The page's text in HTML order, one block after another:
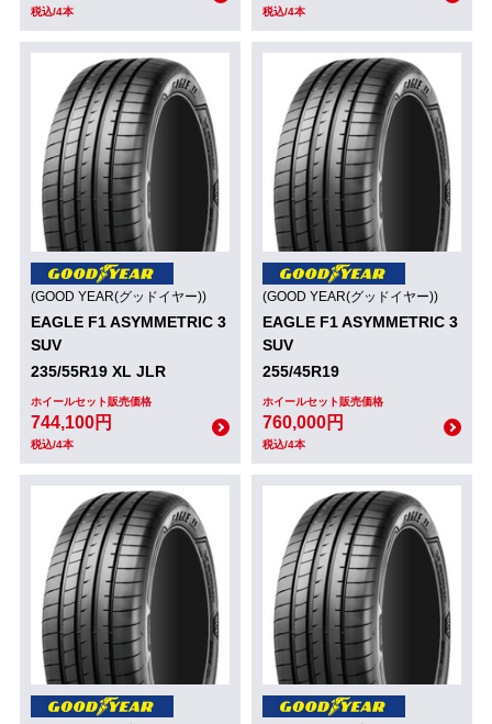
税込/4本 税込/4本
(GOOD YEAR(グッドイヤー))
EAGLE F1 ASYMMETRIC 3
SUV
235/55R19 XL JLR
ホイールセット販売価格
744,100円
税込/4本
(GOOD YEAR(グッドイヤー))
EAGLE F1 ASYMMETRIC 3
SUV
255/45R19
ホイールセット販売価格
760,000円
税込/4本